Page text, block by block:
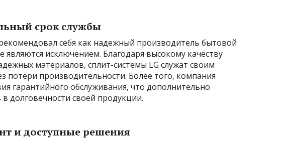
срок службы
себя как надежный производитель бытовой
являются исключением. Благодаря высокому качеству
материалов, сплит-системы LG служат своим
потери производительности. Более того, компания
гарантийного обслуживания, что дополнительно
долговечности своей продукции.
и доступные решения